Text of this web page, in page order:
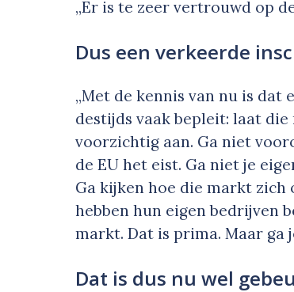
„Er is te zeer vertrouwd op
Dus een verkeerde
„Met de kennis van nu is dat
destijds vaak bepleit: laat
voorzichtig aan. Ga niet
de EU het eist. Ga niet je
Ga kijken hoe die markt zich
hebben hun eigen bedrijven
markt. Dat is prima. Maar ga
Dat is dus nu wel